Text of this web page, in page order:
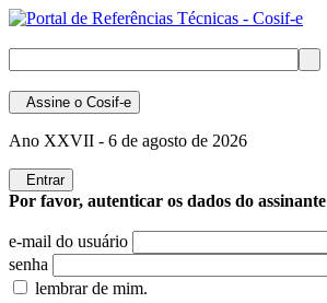
Assine o Cosif-e
Ano XXVII - 6 de agosto de 2026
Entrar
Por favor, autenticar os dados do assinante
e-mail do usuário
senha
lembrar de mim.